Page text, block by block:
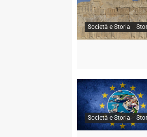
Società e Storia
Società e Storia